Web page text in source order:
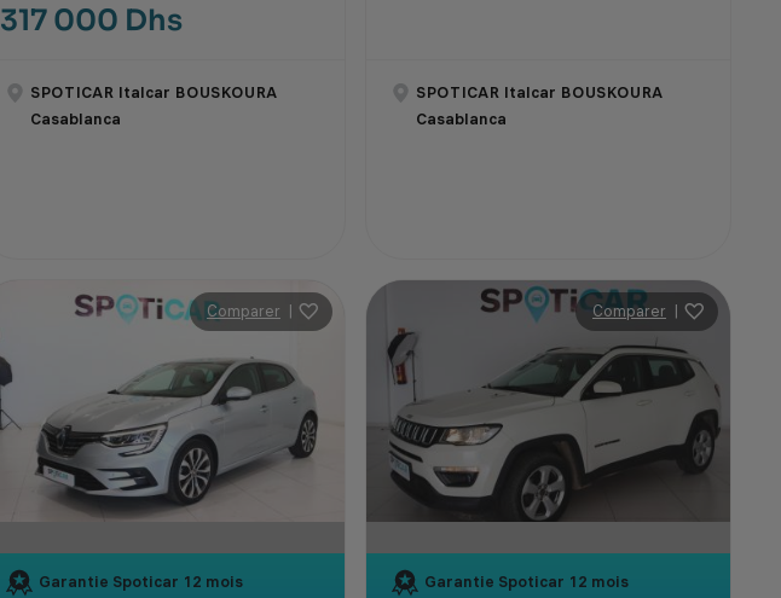
317 000 Dhs
SPOTICAR Italcar BOUSKOURA
Casablanca
SPOTICAR Italcar BOUSKOURA
Casablanca
Comparer |
Garantie Spoticar 12 mois
Comparer |
Garantie Spoticar 12 mois